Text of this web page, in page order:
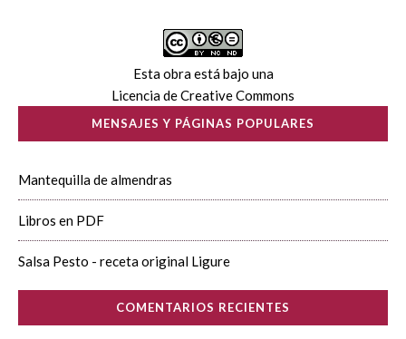
Esta obra está bajo una
Licencia de Creative Commons
MENSAJES Y PÁGINAS POPULARES
Mantequilla de almendras
Libros en PDF
Salsa Pesto - receta original Ligure
COMENTARIOS RECIENTES